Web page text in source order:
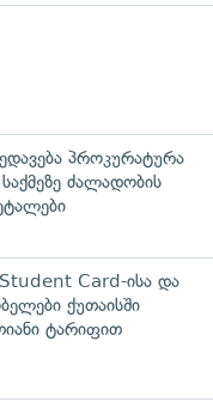
პროკურატურა
ძალადობის
Card-ისა და
ქუთაისში
ტარიფით